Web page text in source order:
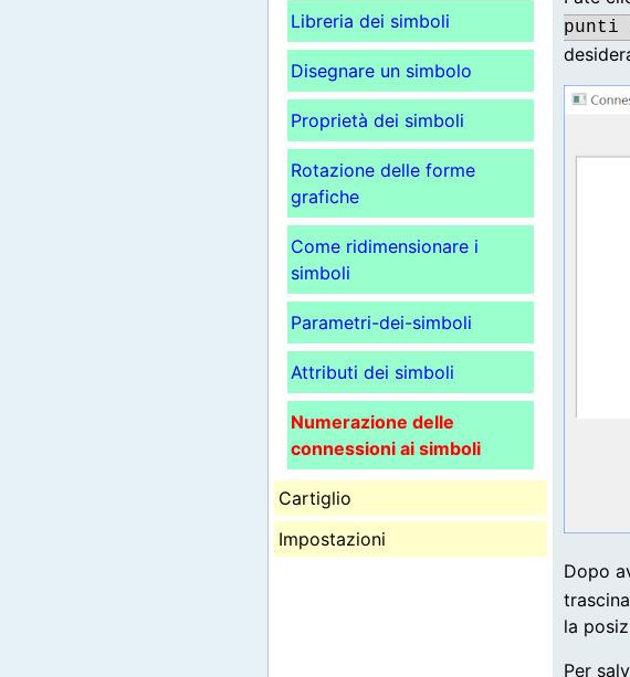
punti
Dopo
la
Per
Libreria dei simboli
Disegnare un simbolo
Proprietà dei simboli
Rotazione delle forme
grafiche
Come ridimensionare i
simboli
Parametri-dei-simboli
Attributi dei simboli
Numerazione delle
connessioni ai simboli
Cartiglio
Impostazioni